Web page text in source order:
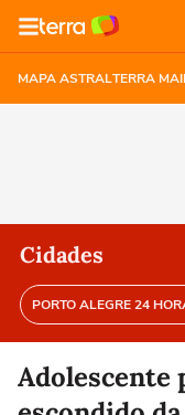
MAPA ASTRALTERRA
Cidades
PORTO ALEGRE 24
Adolescente